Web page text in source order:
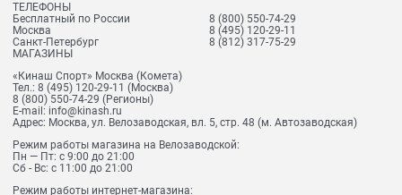
ТЕЛЕФОНЫ
Бесплатный по России
8 (800) 550-74-29
Москва
8 (495) 120-29-11
Санкт-Петербург
8 (812) 317-75-29
МАГАЗИНЫ
«Кинаш Спорт» Москва (Комета)
Тел.: 8 (495) 120-29-11 (Москва)
8 (800) 550-74-29 (Регионы)
E-mail: info@kinash.ru
Адрес: Москва, ул. Велозаводская, вл. 5, стр. 48 (м. Автозаводская)
Режим работы магазина на Велозаводской:
Пн — Пт: с 9:00 до 21:00
Сб - Вс: с 11:00 до 21:00
Режим работы интернет-магазина: